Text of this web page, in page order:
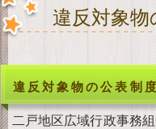
組 合例規集
指名願受付要領
ダウンロード
違反対象物
違反対象物の公表制
二戸地区広域行政事務